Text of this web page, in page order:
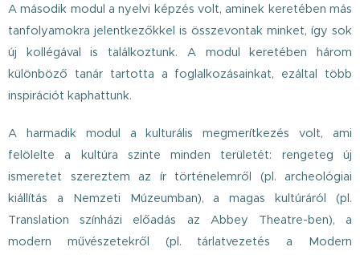
A második modul a nyelvi képzés volt, aminek keretében más
tanfolyamokra jelentkezőkkel is összevontak minket, így sok
új kollégával is találkoztunk. A modul keretében három
különböző tanár tartotta a foglalkozásainkat, ezáltal több
inspirációt kaphattunk.
A harmadik modul a kulturális megmerítkezés volt, ami
felölelte a kultúra szinte minden területét: rengeteg új
ismeretet szereztem az ír történelemről (pl. archeológiai
kiállítás a Nemzeti Múzeumban), a magas kultúráról (pl.
Translation színházi előadás az Abbey Theatre-ben), a
modern művészetekről (pl. tárlatvezetés a Modern